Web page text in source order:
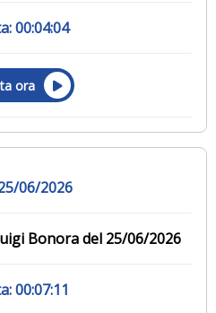
00:04:04
ora
06/2026
Bonora del 25/06/2026
00:07:11